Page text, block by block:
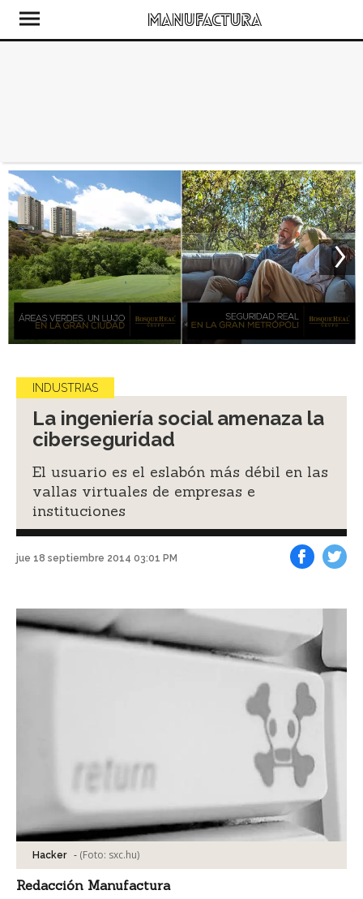
INDUSTRIAS
La ingeniería social amenaza la
ciberseguridad
El usuario es el eslabón más débil en las
vallas virtuales de empresas e
instituciones
jue 18 septiembre 2014 03:01 PM
Hacker - (Foto: sxc.hu)
Redacción Manufactura